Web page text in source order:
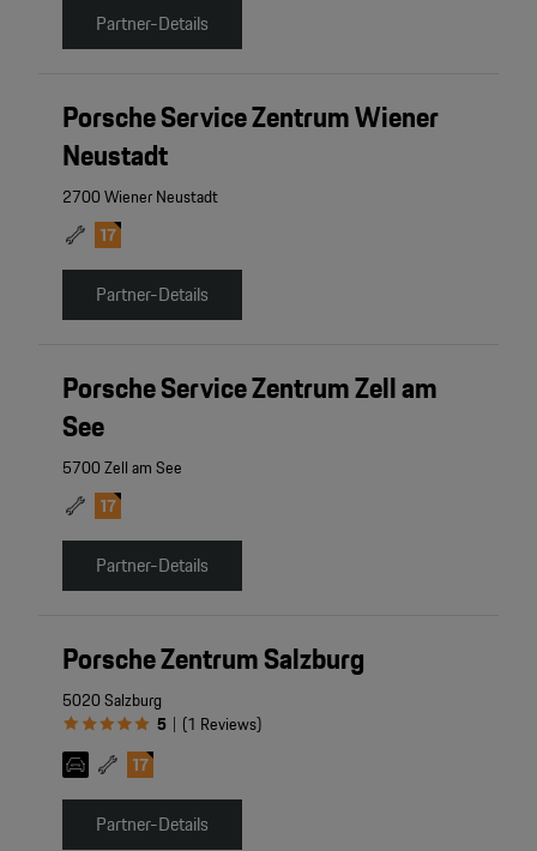
Partner-Details
Porsche Service Zentrum Wiener
Neustadt
2700 Wiener Neustadt
Partner-Details
Porsche Service Zentrum Zell am
See
5700 Zell am See
Partner-Details
Porsche Zentrum Salzburg
5020 Salzburg
5 | (1 Reviews)
Partner-Details